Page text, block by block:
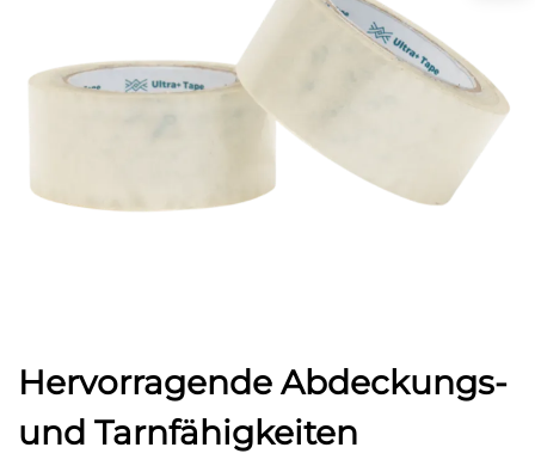
Hervorragende Abdeckungs-
und Tarnfähigkeiten